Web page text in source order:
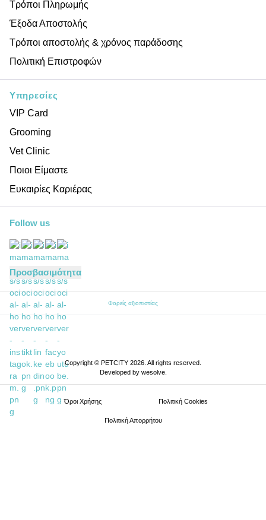
Τρόποι Πληρωμής
Έξοδα Αποστολής
Τρόποι αποστολής & χρόνος παράδοσης
Πολιτική Επιστροφών
Υπηρεσίες
VIP Card
Grooming
Vet Clinic
Ποιοι Είμαστε
Ευκαιρίες Καριέρας
Follow us
Προσβασιμότητα
Φορείς αξιοπιστίας
Copyright © PETCITY 2026. All rights reserved.
Developed by wesolve.
Όροι Xρήσης Πολιτική Cookies
Πολιτική Απορρήτου